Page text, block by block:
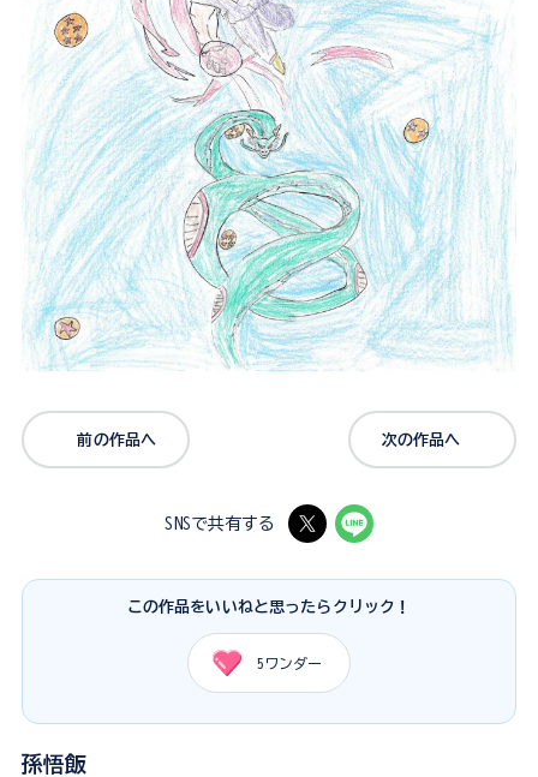
前の作品へ 次の作品へ
SNSで共有する
この作品をいいねと思ったらクリック！
5 ワンダー
孫悟飯